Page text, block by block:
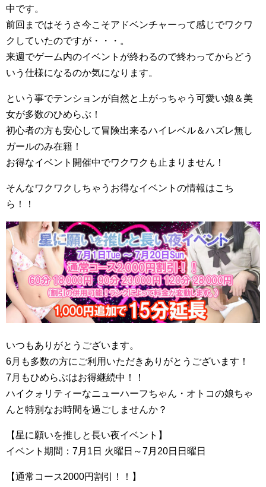
中です。
前回まではそうさ今こそアドベンチャーって感じでワクワ
クしていたのですが・・・。
来週でゲーム内のイベントが終わるので終わってからどう
いう仕様になるのか気になります。
という事でテンションが自然と上がっちゃう可愛い娘＆美
女が多数のひめらぶ！
初心者の方も安心して冒険出来るハイレベル＆ハズレ無し
ガールのみ在籍！
お得なイベント開催中でワクワクも止まりません！
そんなワクワクしちゃうお得なイベントの情報はこち
ら！！
いつもありがとうございます。
6月も多数の方にご利用いただきありがとうございます！
7月もひめらぶはお得継続中！！
ハイクォリティーなニューハーフちゃん・オトコの娘ちゃ
んと特別なお時間を過ごしませんか？
【星に願いを推しと長い夜イベント】
イベント期間：7月1日 火曜日～7月20日日曜日
【通常コース2000円割引！！】